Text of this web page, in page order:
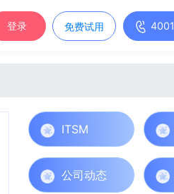
登录 免费试用
ITSM
公司动态